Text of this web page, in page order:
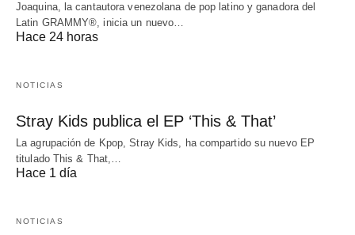
Joaquina, la cantautora venezolana de pop latino y ganadora del
Latin GRAMMY®, inicia un nuevo…
Hace 24 horas
NOTICIAS
Stray Kids publica el EP ‘This & That’
La agrupación de Kpop, Stray Kids, ha compartido su nuevo EP
titulado This & That,…
Hace 1 día
NOTICIAS